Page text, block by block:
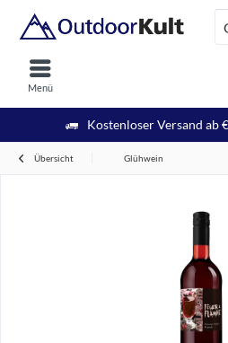
Kostenloser Versand ab
Menü
Übersicht Glühwein